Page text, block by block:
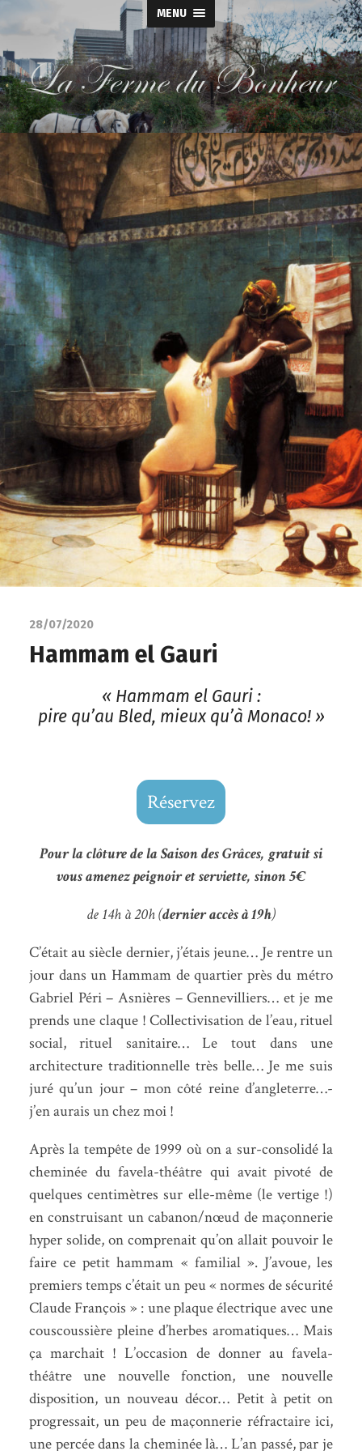
MENU
La
Ferme
du
Bonheur
28/07/2020
Hammam el Gauri
« Hammam el Gauri :
pire qu’au Bled, mieux qu’à Monaco! »
Réservez
Pour la clôture de la Saison des Grâces, gratuit si
vous amenez peignoir et serviette, sinon 5€
de 14h à 20h (dernier accès à 19h)
C’était au siècle dernier, j’étais jeune… Je rentre un
jour dans un Hammam de quartier près du métro
Gabriel Péri – Asnières – Gennevilliers… et je me
prends une claque ! Collectivisation de l’eau, rituel
social, rituel sanitaire… Le tout dans une
architecture traditionnelle très belle… Je me suis
juré qu’un jour – mon côté reine d’angleterre…-
j’en aurais un chez moi !
Après la tempête de 1999 où on a sur-consolidé la
cheminée du favela-théâtre qui avait pivoté de
quelques centimètres sur elle-même (le vertige !)
en construisant un cabanon/nœud de maçonnerie
hyper solide, on comprenait qu’on allait pouvoir le
faire ce petit hammam « familial ». J’avoue, les
premiers temps c’était un peu « normes de sécurité
Claude François » : une plaque électrique avec une
couscoussière pleine d’herbes aromatiques… Mais
ça marchait ! L’occasion de donner au favela-
théâtre une nouvelle fonction, une nouvelle
disposition, un nouveau décor… Petit à petit on
progressait, un peu de maçonnerie réfractaire ici,
une percée dans la cheminée là… L’an passé, par je